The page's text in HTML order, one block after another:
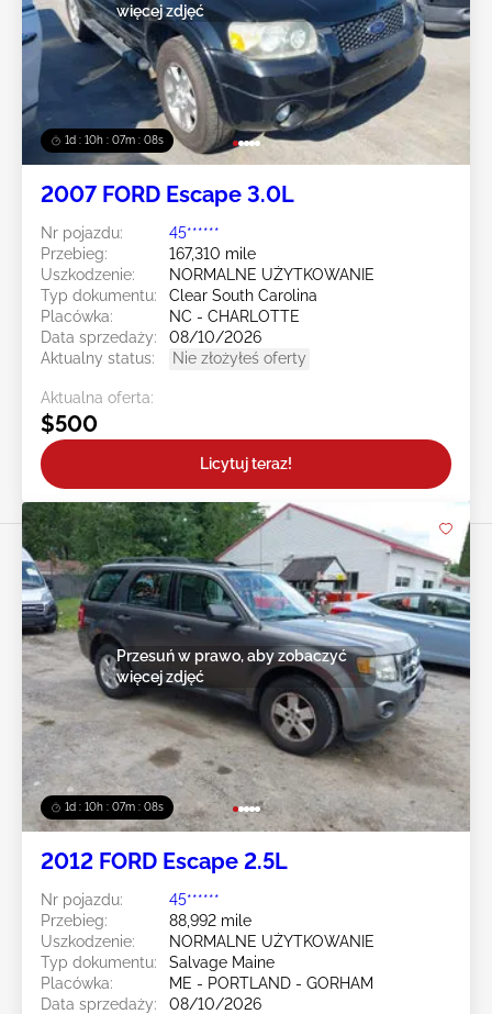
1d : 10h : 07m : 05s
więcej zdjęć
2007 FORD Escape 3.0L
Nr pojazdu:
45******
Przebieg:
167,310 mile
Uszkodzenie:
NORMALNE UŻYTKOWANIE
Typ dokumentu:
Clear South Carolina
Placówka:
NC - CHARLOTTE
Data sprzedaży:
08/10/2026
Aktualny status:
Nie złożyłeś oferty
Aktualna oferta:
$500
Licytuj teraz!
1d : 10h : 07m : 05s
Przesuń w prawo, aby zobaczyć
więcej zdjęć
2012 FORD Escape 2.5L
Nr pojazdu:
45******
Przebieg:
88,992 mile
Uszkodzenie:
NORMALNE UŻYTKOWANIE
Typ dokumentu:
Salvage Maine
Placówka:
ME - PORTLAND - GORHAM
Data sprzedaży:
08/10/2026